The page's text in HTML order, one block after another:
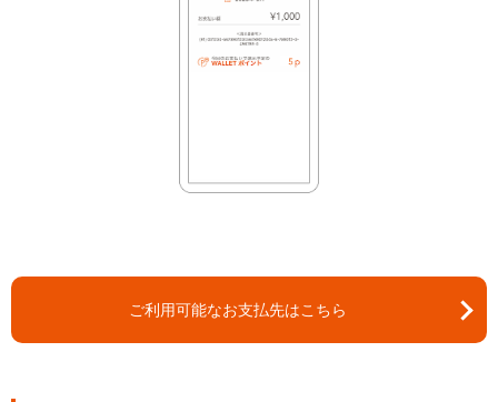
ご利用可能なお支払先はこちら